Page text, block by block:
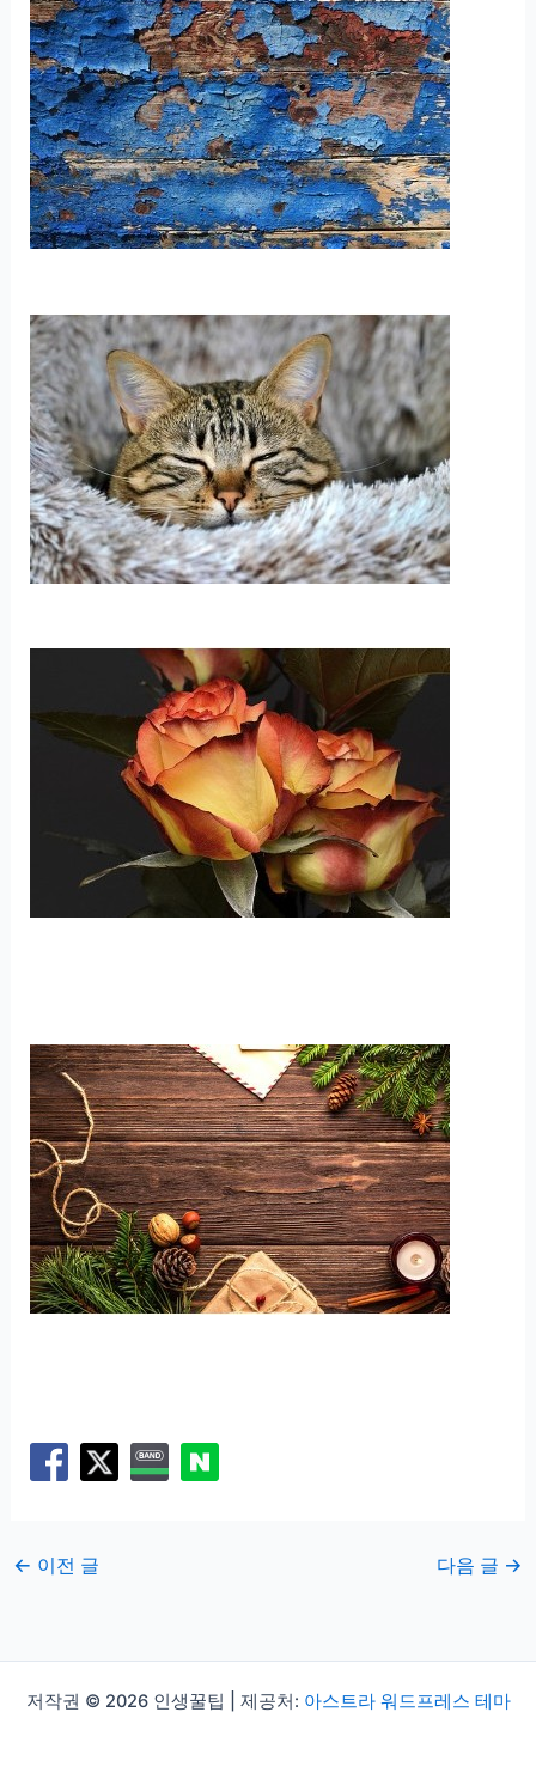
← 이전 글 다음 글 →
저작권 © 2026 인생꿀팁 | 제공처: 아스트라 워드프레스 테마